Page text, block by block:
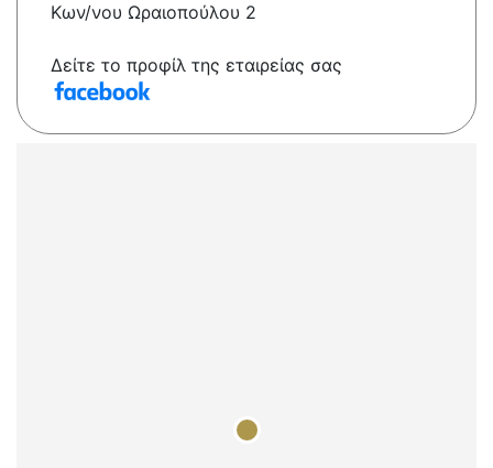
Κων/νου Ωραιοπούλου 2
Δείτε το προφίλ της εταιρείας σας